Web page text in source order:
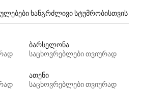
ხანგრძლივი სტუმრობისთვის
ბარსელონა
საცხოვრებლები თვიურად
ათენი
საცხოვრებლები თვიურად